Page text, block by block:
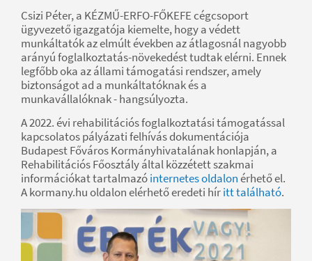
Csizi Péter, a KÉZMŰ-ERFO-FŐKEFE cégcsoport
ügyvezető igazgatója kiemelte, hogy a védett
munkáltatók az elmúlt években az átlagosnál nagyobb
arányú foglalkoztatás-növekedést tudtak elérni. Ennek
legfőbb oka az állami támogatási rendszer, amely
biztonságot ad a munkáltatóknak és a
munkavállalóknak - hangsúlyozta.
A 2022. évi rehabilitációs foglalkoztatási támogatással
kapcsolatos pályázati felhívás dokumentációja
Budapest Főváros Kormányhivatalának honlapján, a
Rehabilitációs Főosztály által közzétett szakmai
információkat tartalmazóinternetes oldalonérhető el.
A kormany.hu oldalon elérhető eredeti híritt található.